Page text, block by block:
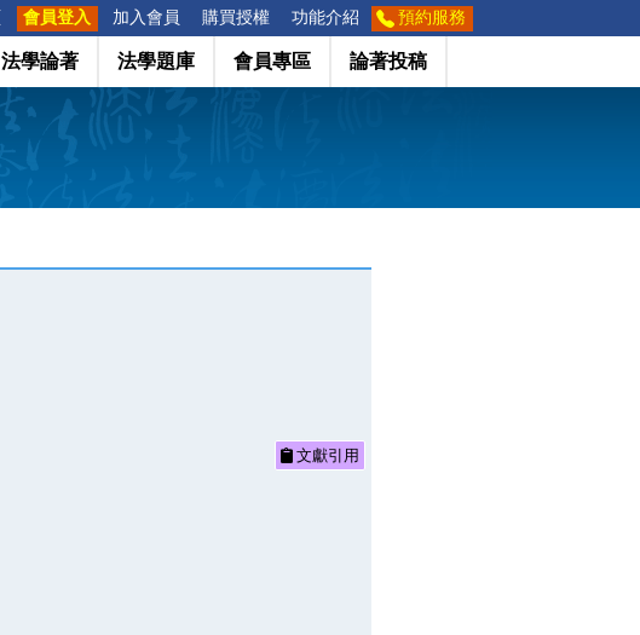
會員登入 加入會員 購買授權 功能介紹 預約服務
法學論著 法學題庫 會員專區 論著投稿
文獻引用